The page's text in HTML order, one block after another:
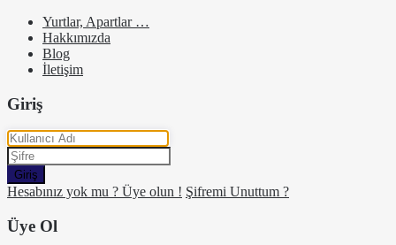
Yurtlar, Apartlar …
Hakkımızda
Blog
İletişim
Giriş
Giriş
Hesabınız yok mu ? Üye olun ! Şifremi Unuttum ?
Üye Ol